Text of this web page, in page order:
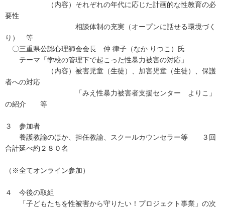
（内容）それぞれの年代に応じた計画的な性教育の必
要性
相談体制の充実（オープンに話せる環境づく
り） 等
〇三重県公認心理師会会長 仲 律子（なか りつこ）氏
テーマ「学校の管理下で起こった性暴力被害の対応」
（内容）被害児童（生徒）、加害児童（生徒）、保護
者への対応
「みえ性暴力被害者支援センター よりこ」
の紹介 等
３ 参加者
養護教諭のほか、担任教諭、スクールカウンセラー等 ３回
合計延べ約２８０名
（※全てオンライン参加）
４ 今後の取組
「子どもたちを性被害から守りたい！プロジェクト事業」の次